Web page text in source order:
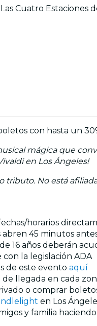
Cuatro Estaciones
boletos con hasta
mágica que
en Los Ángeles!
tributo. No está
horarios
abren 45 minutos
de 16 años deberán
con la legislación ADA
de este evento aquí
de llegada en cada
o comprar
en Los
y familia